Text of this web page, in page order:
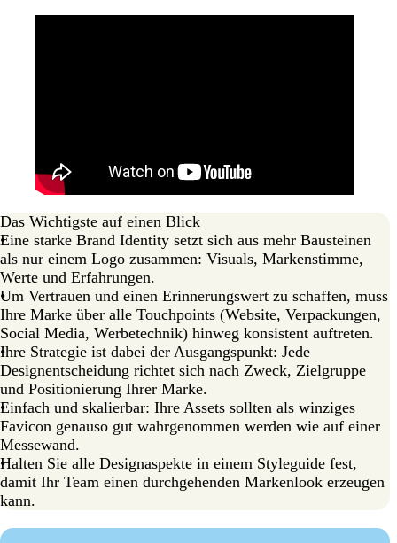
Das Wichtigste auf einen Blick
Eine starke Brand Identity setzt sich aus mehr Bausteinen
als nur einem Logo zusammen: Visuals, Markenstimme,
Werte und Erfahrungen.
Um Vertrauen und einen Erinnerungswert zu schaffen, muss
Ihre Marke über alle Touchpoints (Website, Verpackungen,
Social Media, Werbetechnik) hinweg konsistent auftreten.
Ihre Strategie ist dabei der Ausgangspunkt: Jede
Designentscheidung richtet sich nach Zweck, Zielgruppe
und Positionierung Ihrer Marke.
Einfach und skalierbar: Ihre Assets sollten als winziges
Favicon genauso gut wahrgenommen werden wie auf einer
Messewand.
Halten Sie alle Designaspekte in einem Styleguide fest,
damit Ihr Team einen durchgehenden Markenlook erzeugen
kann.